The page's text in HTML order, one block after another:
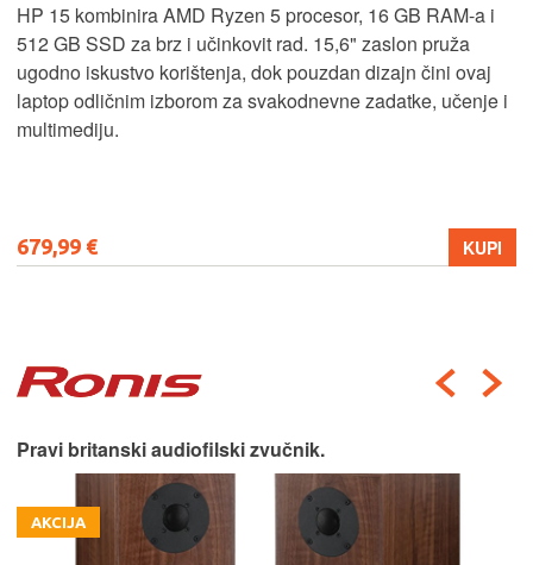
HP 15 kombinira AMD Ryzen 5 procesor, 16 GB RAM-a i
512 GB SSD za brz i učinkovit rad. 15,6" zaslon pruža
ugodno iskustvo korištenja, dok pouzdan dizajn čini ovaj
laptop odličnim izborom za svakodnevne zadatke, učenje i
multimediju.
679,99 € KUPI
Pravi britanski audiofilski zvučnik.
AKCIJA